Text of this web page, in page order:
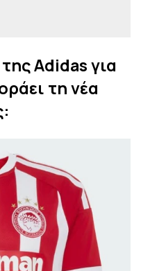
Adidas για
τη νέα